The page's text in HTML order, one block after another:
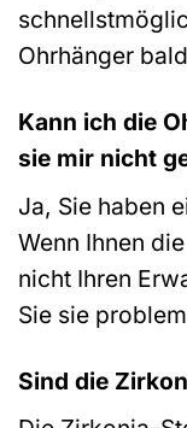
Ohrhänger
Kann ich die
sie mir nicht
Ja, Sie haben
Wenn Ihnen
nicht Ihren
Sie sie
Sind die